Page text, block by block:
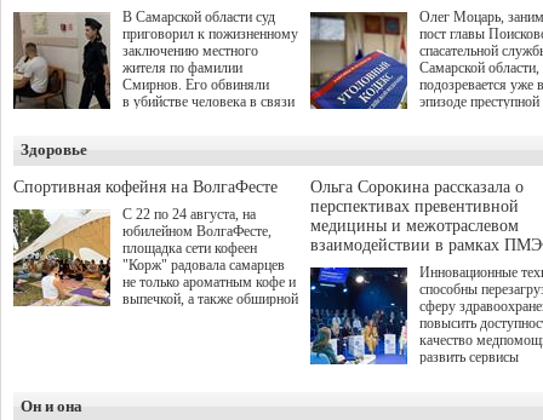
В Самарской области суд
приговорил к пожизненному
заключению местного
жителя по фамилии
Смирнов. Его обвиняли
в убийстве человека в связи
Олег Моцарь,
пост главы
спасательной
Самарской области,
подозревается уже
эпизоде преступной
а сам он
Здоровье
Спортивная кофейня на ВолгаФесте
С 22 по 24 августа, на
юбилейном ВолгаФесте,
площадка сети кофеен
"Корж" радовала самарцев
не только ароматным кофе и
выпечкой, а также обширной
Ольга Сорокина рассказала о
перспективах превентивной
медицины и межотраслевом
взаимодействии в рамках
Инновационные
способны
сферу
повысить
качество
развить сервисы
Он и она